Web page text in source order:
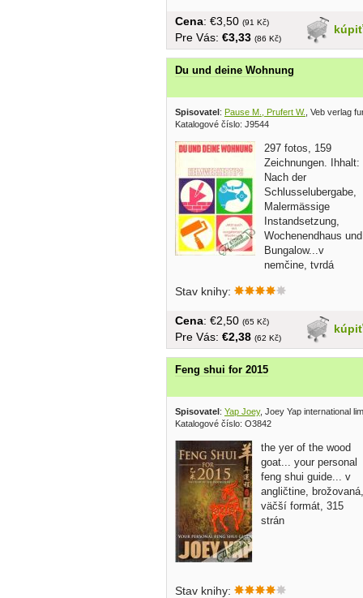
kúpiť
Cena: €3,50 (91 Kč)
Pre Vás: €3,33 (86 Kč)
Du und deine Wohnung
Spisovatel: Pause M., Prufert W. , Veb verlag
Katalogové číslo: J9544
297 fotos, 159
Zeichnungen. Ihhalt:
Nach der
Schlusselubergabe,
Malermässige
Instandsetzung,
Wochenendhaus und
Bungalow...v
nemčine, tvrdá
Stav knihy:
kúpiť
Cena: €2,50 (65 Kč)
Pre Vás: €2,38 (62 Kč)
Feng shui for 2015
Spisovatel: Yap Joey, Joey Yap international
Katalogové číslo: O3842
the yer of the wood
goat... your personal
feng shui guide... v
angličtine, brožovaná,
väčší formát, 315
strán
Stav knihy: